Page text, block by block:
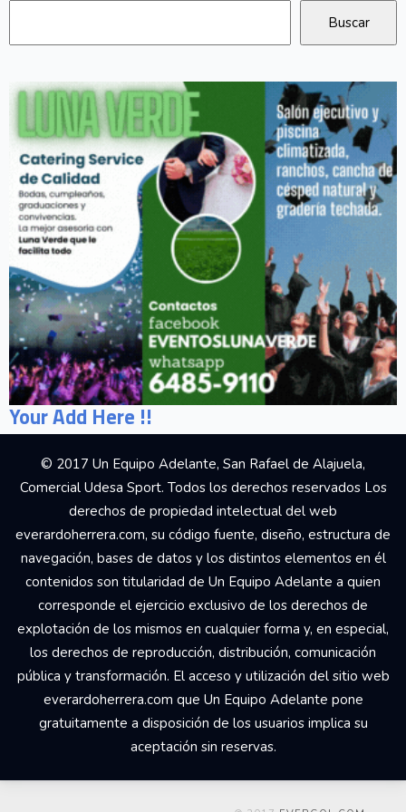
Your Add Here !!
© 2017 Un Equipo Adelante, San Rafael de Alajuela,
Comercial Udesa Sport. Todos los derechos reservados Los
derechos de propiedad intelectual del web
everardoherrera.com, su código fuente, diseño, estructura de
navegación, bases de datos y los distintos elementos en él
contenidos son titularidad de Un Equipo Adelante a quien
corresponde el ejercicio exclusivo de los derechos de
explotación de los mismos en cualquier forma y, en especial,
los derechos de reproducción, distribución, comunicación
pública y transformación. El acceso y utilización del sitio web
everardoherrera.com que Un Equipo Adelante pone
gratuitamente a disposición de los usuarios implica su
aceptación sin reservas.